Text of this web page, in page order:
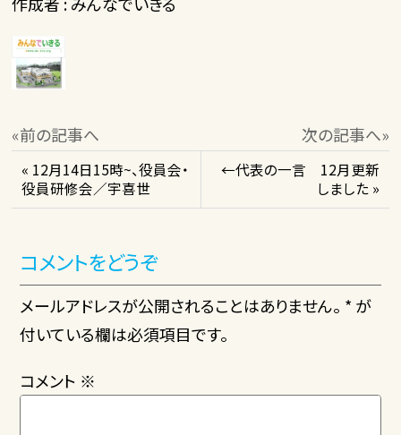
«前の記事へ 次の記事へ»
« 12月14日15時~、役員会・
役員研修会／宇喜世
←代表の一言 12月更新
しました »
コメントをどうぞ
メールアドレスが公開されることはありません。 * が
付いている欄は必須項目です。
コメント ※